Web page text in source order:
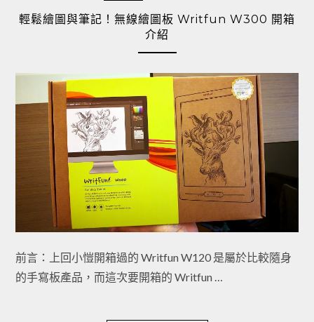
輕鬆繪圖與筆記！無線繪圖板 Writfun W300 開箱
介紹
前言：上回小愷開箱過的 Writfun W120 是屬於比較隨身
的手寫板產品，而這次要開箱的 Writfun …